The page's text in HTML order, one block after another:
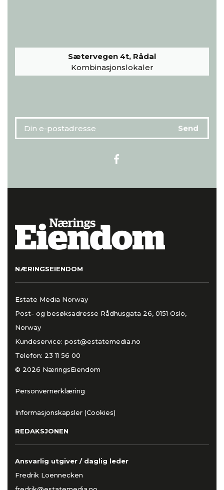
Sætervegen 4t, Rådal
Kombinasjonslokaler
NÆRINGSEIENDOM
Estate Media Norway
Post- og besøksadresse Rådhusgata 26, 0151 Oslo,
Norway
Kundeservice: post@estatemedia.no
Telefon: 23 11 56 00
© 2026 NæringsEiendom
Personvernerklæring
Informasjonskapsler (Cookies)
REDAKSJONEN
Ansvarlig utgiver / daglig leder
Fredrik Loennecken